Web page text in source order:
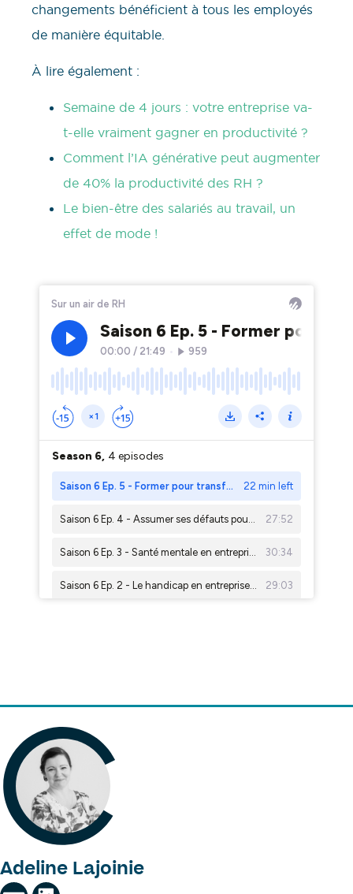
changements bénéficient à tous les employés
de manière équitable.
À lire également :
Semaine de 4 jours : votre entreprise va-
t-elle vraiment gagner en productivité ?
Comment l’IA générative peut augmenter
de 40% la productivité des RH ?
Le bien-être des salariés au travail, un
effet de mode !
Adeline Lajoinie